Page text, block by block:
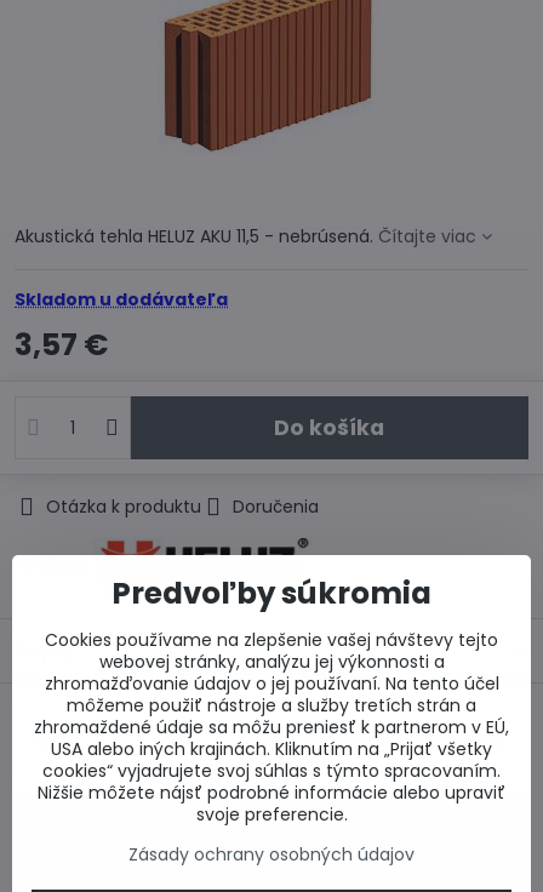
Akustická tehla HELUZ AKU 11,5 - nebrúsená. Čítajte viac
Skladom u dodávateľa
3,57 €
Do košíka
Otázka k produktu Doručenia
Výrobca:
Popis
Predchádzajúci
produkt
Nasledujúci produkt
0917 969 003
Technické poradenstvo
Predvoľby súkromia
Cookies používame na zlepšenie vašej návštevy tejto
webovej stránky, analýzu jej výkonnosti a
zhromažďovanie údajov o jej používaní. Na tento účel
môžeme použiť nástroje a služby tretích strán a
zhromaždené údaje sa môžu preniesť k partnerom v EÚ,
USA alebo iných krajinách. Kliknutím na „Prijať všetky
cookies“ vyjadrujete svoj súhlas s týmto spracovaním.
Nižšie môžete nájsť podrobné informácie alebo upraviť
svoje preferencie.
Zásady ochrany osobných údajov